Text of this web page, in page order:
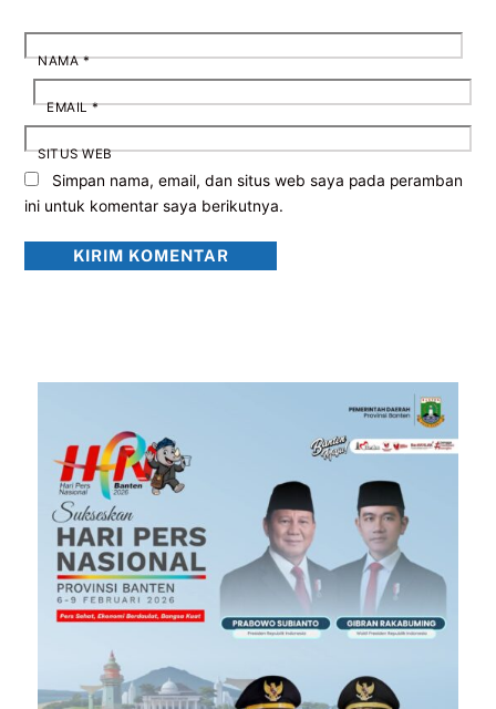
NAMA*
EMAIL*
SITUS WEB
Simpan nama, email, dan situs web saya pada peramban
ini untuk komentar saya berikutnya.